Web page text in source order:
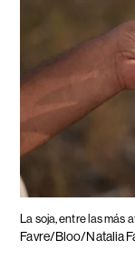
La soja, entre las más
Favre/Bloo/Natalia